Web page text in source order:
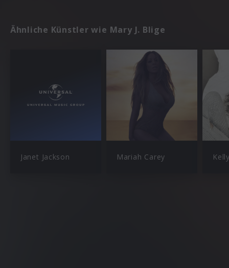
Ähnliche Künstler wie Mary J. Blige
Janet Jackson Mariah Carey